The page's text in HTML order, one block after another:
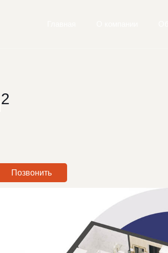
2
Позвонить